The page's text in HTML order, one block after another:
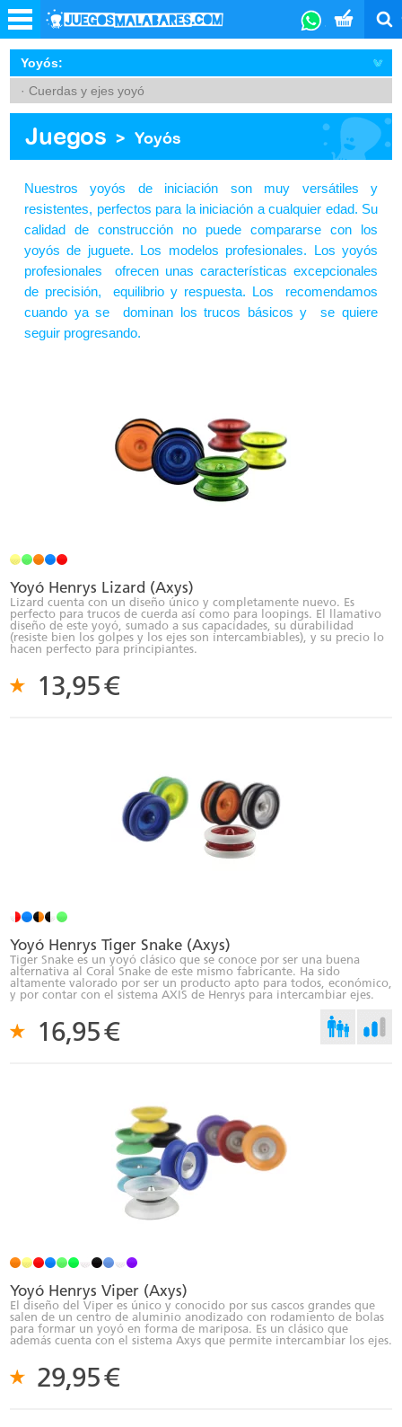
Yoyós:
· Cuerdas y ejes yoyó
Juegos > Yoyós
Nuestros yoyós de iniciación son muy versátiles y
resistentes, perfectos para la iniciación a cualquier edad. Su
calidad de construcción no puede compararse con los
yoyós de juguete. Los modelos profesionales. Los yoyós
profesionales ofrecen unas características excepcionales
de precisión, equilibrio y respuesta. Los recomendamos
cuando ya se dominan los trucos básicos y se quiere
seguir progresando.
Yoyó Henrys Lizard (Axys)
Lizard cuenta con un diseño único y completamente nuevo. Es
perfecto para trucos de cuerda así como para loopings. El llamativo
diseño de este yoyó, sumado a sus capacidades, su durabilidad
(resiste bien los golpes y los ejes son intercambiables), y su precio lo
hacen perfecto para principiantes.
13,95€
Yoyó Henrys Tiger Snake (Axys)
Tiger Snake es un yoyó clásico que se conoce por ser una buena
alternativa al Coral Snake de este mismo fabricante. Ha sido
altamente valorado por ser un producto apto para todos, económico,
y por contar con el sistema AXIS de Henrys para intercambiar ejes.
16,95€
Yoyó Henrys Viper (Axys)
El diseño del Viper es único y conocido por sus cascos grandes que
salen de un centro de aluminio anodizado con rodamiento de bolas
para formar un yoyó en forma de mariposa. Es un clásico que
además cuenta con el sistema Axys que permite intercambiar los ejes.
29,95€